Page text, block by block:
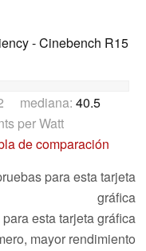
- Cinebench R15
mediana: 40.5
per Watt
de comparación
para esta tarjeta
gráfica
esta tarjeta gráfica
mayor rendimiento